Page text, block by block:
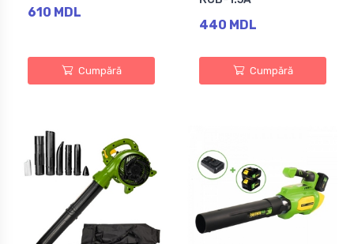
610 MDL
Cumpără
440 MDL
Cumpără